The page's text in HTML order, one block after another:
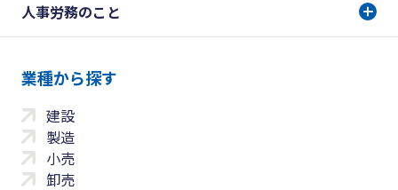
人事労務のこと
業種から探す
建設
製造
小売
卸売